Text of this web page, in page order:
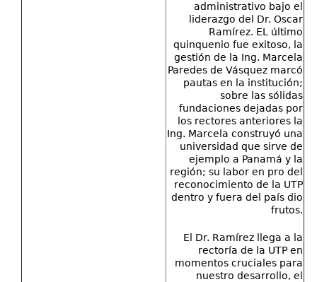
administrativo bajo el
liderazgo del Dr. Oscar
Ramírez. EL último
quinquenio fue exitoso, la
gestión de la Ing. Marcela
Paredes de Vásquez marcó
pautas en la institución;
sobre las sólidas
fundaciones dejadas por
los rectores anteriores la
Ing. Marcela construyó una
universidad que sirve de
ejemplo a Panamá y la
región; su labor en pro del
reconocimiento de la UTP
dentro y fuera del país dio
frutos.
El Dr. Ramírez llega a la
rectoría de la UTP en
momentos cruciales para
nuestro desarrollo, el